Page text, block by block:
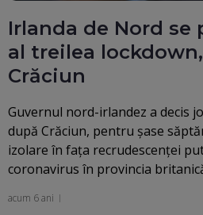
Irlanda de Nord se
al treilea
Crăciun
Guvernul nord-irlandez a decis
după Crăciun, pentru şase
izolare în faţa recrudescenţei
coronavirus în provincia
acum 6 ani